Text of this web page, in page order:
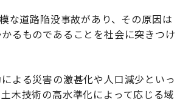
な道路陥没事故があり、その原因は
るものであることを社会に突きつけ
よる災害の激甚化や人口減少といっ
木技術の高水準化によって応じる域